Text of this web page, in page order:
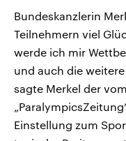
Bundeskanzlerin
Teilnehmern viel
werde ich mir
und auch die
sagte Merkel der
Einstellung zum